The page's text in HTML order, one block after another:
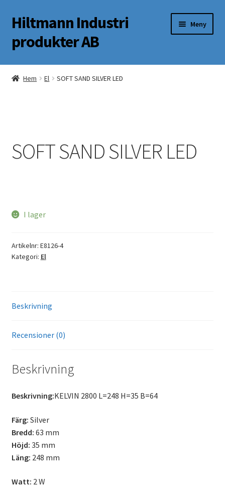
Hoppa
till
navigering
Hoppa
till
innehåll
Hiltmann Industri
produkter AB
Meny
Butik
Hem El SOFT SAND SILVER LED
SOFT SAND SILVER LED
I lager
Artikelnr: E8126-4
Kategori: El
Beskrivning
Recensioner (0)
Beskrivning
Beskrivning:KELVIN 2800 L=248 H=35 B=64
Färg: Silver
Bredd: 63 mm
Höjd: 35 mm
Läng: 248 mm
Watt: 2 W